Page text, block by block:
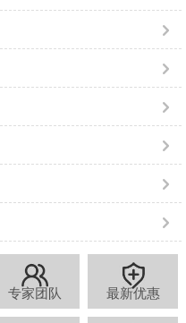
专家团队 最新优惠